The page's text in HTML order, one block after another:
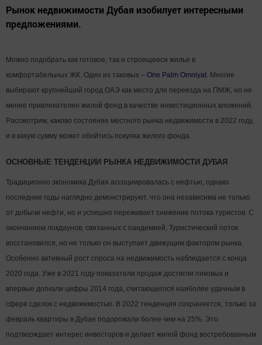
Рынок недвижимости Дубая изобилует интересными
предложениями.
Можно подобрать как готовое, так и строящееся жилье в
комфортабельных ЖК. Один из таковых – One Palm Omniyat. Многие
выбирают крупнейший город ОАЭ как место для переезда на ПМЖ, но не
менее привлекателен жилой фонд в качестве инвестиционных вложений.
Рассмотрим, каково состояние местного рынка недвижимости в 2022 году,
и в какую сумму может обойтись покупка жилого фонда.
ОСНОВНЫЕ ТЕНДЕНЦИИ РЫНКА НЕДВИЖИМОСТИ ДУБАЯ
Традиционно экономика Дубая ассоциировалась с нефтью, однако
последние годы наглядно демонстрируют, что она независима не только
от добычи нефти, но и успешно переживает снижение потока туристов. С
окончанием локдаунов, связанных с пандемией, Туристический поток
восстановился, но не только он выступает движущим фактором рынка.
Особенно активный рост спроса на недвижимость наблюдается с конца
2020 года. Уже в 2021 году показатели продаж достигли пиковых и
впервые догнали цифры 2014 года, считающегося наиболее удачным в
сфере сделок с недвижимостью. В 2022 тенденция сохраняется, только за
февраль квартиры в Дубае подорожали более чем на 25%. Это
подтверждает интерес инвесторов и делает жилой фонд востребованным